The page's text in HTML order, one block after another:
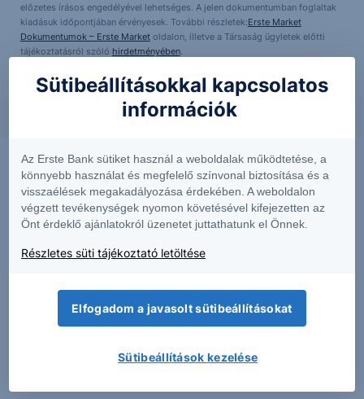
előzetes írásos engedélyével lehetséges. A jelen dokumentumban foglaltak
kiadásuk időpontjában érvényesek. További részletek:Erste Market
Dokumentumok – Erste Marketoldalon, illetve a Társaság ügyletek előtti
tájékoztatásról szóló hirdetményében.
MTel: Változatlan második negyedéves
Sütibeállításokkal kapcsolatos
információk
Az Erste Bank sütiket használ a weboldalak működtetése, a
könnyebb használat és megfelelő színvonal biztosítása és a
visszaélések megakadályozása érdekében. A weboldalon
végzett tevékenységek nyomon követésével kifejezetten az
Önt érdeklő ajánlatokról üzenetet juttathatunk el Önnek.
Részletes süti tájékoztató letöltése
Elfogadom a javasolt sütibeállításokat
Sütibeállítások kezelése